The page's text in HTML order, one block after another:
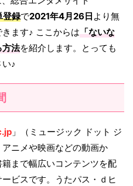
登録で2021年4月26日 より無
ます♪ ここからは「ないな
方法を紹介します。とっても
♪
」（ミュージック ドット ジ
ニメや映画などの動画か
まで幅広いコンテンツを配
ビスです。うたパス・ｄヒ